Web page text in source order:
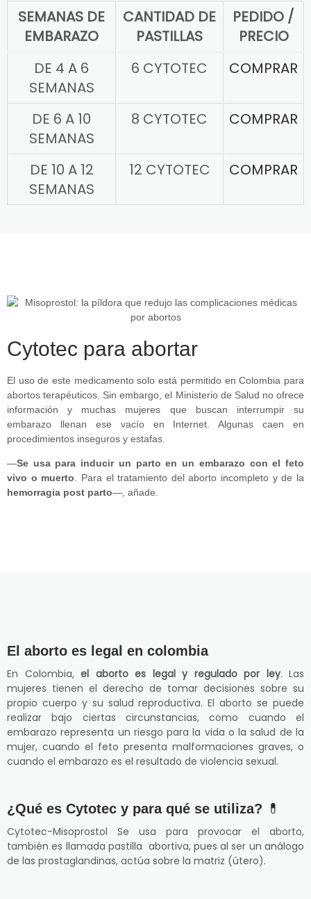
SEMANAS DE
EMBARAZO
CANTIDAD DE
PASTILLAS
PEDIDO /
PRECIO
DE 4 A 6
SEMANAS
6 CYTOTEC COMPRAR
DE 6 A 10
SEMANAS
8 CYTOTEC COMPRAR
DE 10 A 12
SEMANAS
12 CYTOTEC COMPRAR
Cytotec para abortar
El uso de este medicamento solo está permitido en Colombia para
abortos terapéuticos. Sin embargo, el Ministerio de Salud no ofrece
información y muchas mujeres que buscan interrumpir su
embarazo llenan ese vacío en Internet. Algunas caen en
procedimientos inseguros y estafas.
—Se usa para inducir un parto en un embarazo con el feto
vivo o muerto . Para el tratamiento del aborto incompleto y de la
hemorragia post parto—, añade.
El aborto es legal en colombia
En Colombia, el aborto es legal y regulado por ley. Las
mujeres tienen el derecho de tomar decisiones sobre su
propio cuerpo y su salud reproductiva. El aborto se puede
realizar bajo ciertas circunstancias, como cuando el
embarazo representa un riesgo para la vida o la salud de la
mujer, cuando el feto presenta malformaciones graves, o
cuando el embarazo es el resultado de violencia sexual.
¿Qué es Cytotec y para qué se utiliza? 💊
Cytotec-Misoprostol Se usa para provocar el aborto,
también es llamada pastilla abortiva, pues al ser un análogo
de las prostaglandinas, actúa sobre la matriz (útero).